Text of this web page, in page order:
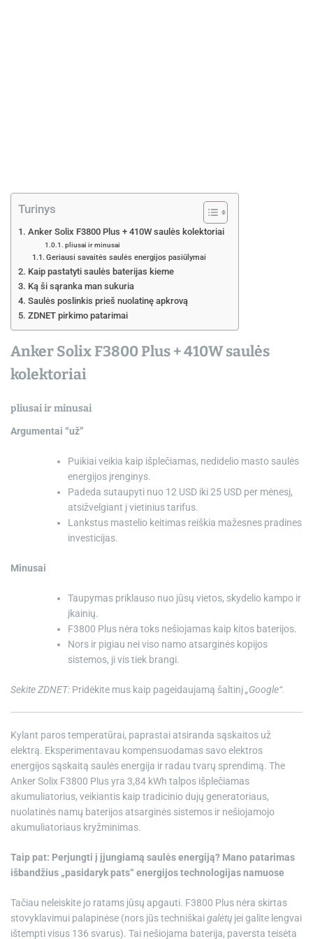
Turinys
Anker Solix F3800 Plus + 410W saulės kolektoriai
pliusai ir minusai
Geriausi savaitės saulės energijos pasiūlymai
Kaip pastatyti saulės baterijas kieme
Ką ši sąranka man sukuria
Saulės poslinkis prieš nuolatinę apkrovą
ZDNET pirkimo patarimai
Anker Solix F3800 Plus + 410W saulės
kolektoriai
pliusai ir minusai
Argumentai “už”
Puikiai veikia kaip išplečiamas, nedidelio masto saulės
energijos įrenginys.
Padeda sutaupyti nuo 12 USD iki 25 USD per mėnesį,
atsižvelgiant į vietinius tarifus.
Lankstus mastelio keitimas reiškia mažesnes pradines
investicijas.
Minusai
Taupymas priklauso nuo jūsų vietos, skydelio kampo ir
įkainių.
F3800 Plus nėra toks nešiojamas kaip kitos baterijos.
Nors ir pigiau nei viso namo atsarginės kopijos
sistemos, ji vis tiek brangi.
Sekite ZDNET: Pridėkite mus kaip pageidaujamą šaltinį„Google“.
Kylant paros temperatūrai, paprastai atsiranda sąskaitos už
elektrą. Eksperimentavau kompensuodamas savo elektros
energijos sąskaitą saulės energija ir radau tvarų sprendimą. The
Anker Solix F3800 Plusyra 3,84 kWh talpos išplečiamas
akumuliatorius, veikiantis kaip tradicinio dujų generatoriaus,
nuolatinės namų baterijos atsarginės sistemos ir nešiojamojo
akumuliatoriaus kryžminimas.
Taip pat: Perjungti į įjungiamą saulės energiją? Mano patarimas
išbandžius „pasidaryk pats“ energijos technologijas namuose
Tačiau neleiskite jo ratams jūsų apgauti. F3800 Plus nėra skirtas
stovyklavimui palapinėse (nors jūs techniškaigalėtų jei galite lengvai
ištempti visus 136 svarus). Tai nešiojama baterija, paversta teisėta